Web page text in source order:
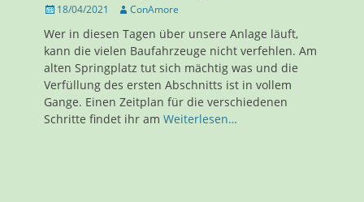
Veröffentlicht
18/04/2021 AutorConAmore
Wer in diesen Tagen über unsere Anlage läuft,
kann die vielen Baufahrzeuge nicht verfehlen. Am
alten Springplatz tut sich mächtig was und die
Verfüllung des ersten Abschnitts ist in vollem
Gange. Einen Zeitplan für die verschiedenen
Schritte findet ihr am Weiterlesen…